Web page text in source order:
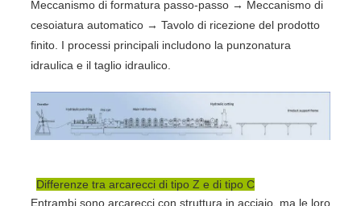
Meccanismo di formatura passo-passo → Meccanismo di
cesoiatura automatico → Tavolo di ricezione del prodotto
finito. I processi principali includono la punzonatura
idraulica e il taglio idraulico.
Differenze tra arcarecci di tipo Z e di tipo C
Entrambi sono arcarecci con struttura in acciaio, ma le loro